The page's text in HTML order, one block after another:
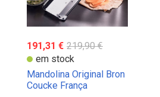
191,31 € 219,90 €
em stock
Mandolina Original Bron
Coucke França